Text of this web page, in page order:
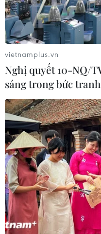
TIN CÙNG
Đưa gốm sứ Bình
lưới thủ công sáng tạo
05/08/2026 11:53
Xuất khẩu gạo Thái
19% trong nửa đầu
05/08/2026 11:36
vietnamplus.vn
Nghị quyết 10-NQ/
sáng trong bức